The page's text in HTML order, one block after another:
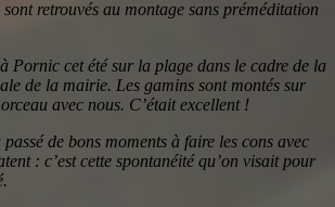
sont retrouvés au montage sans préméditation
Pornic cet été sur la plage dans le cadre de la
de la mairie. Les gamins sont montés sur
avec nous. C’était excellent !
de bons moments à faire les cons avec
: c’est cette spontanéité qu’on visait pour